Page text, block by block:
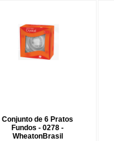
Conjunto de 6 Pratos
Fundos - 0278 -
WheatonBrasil